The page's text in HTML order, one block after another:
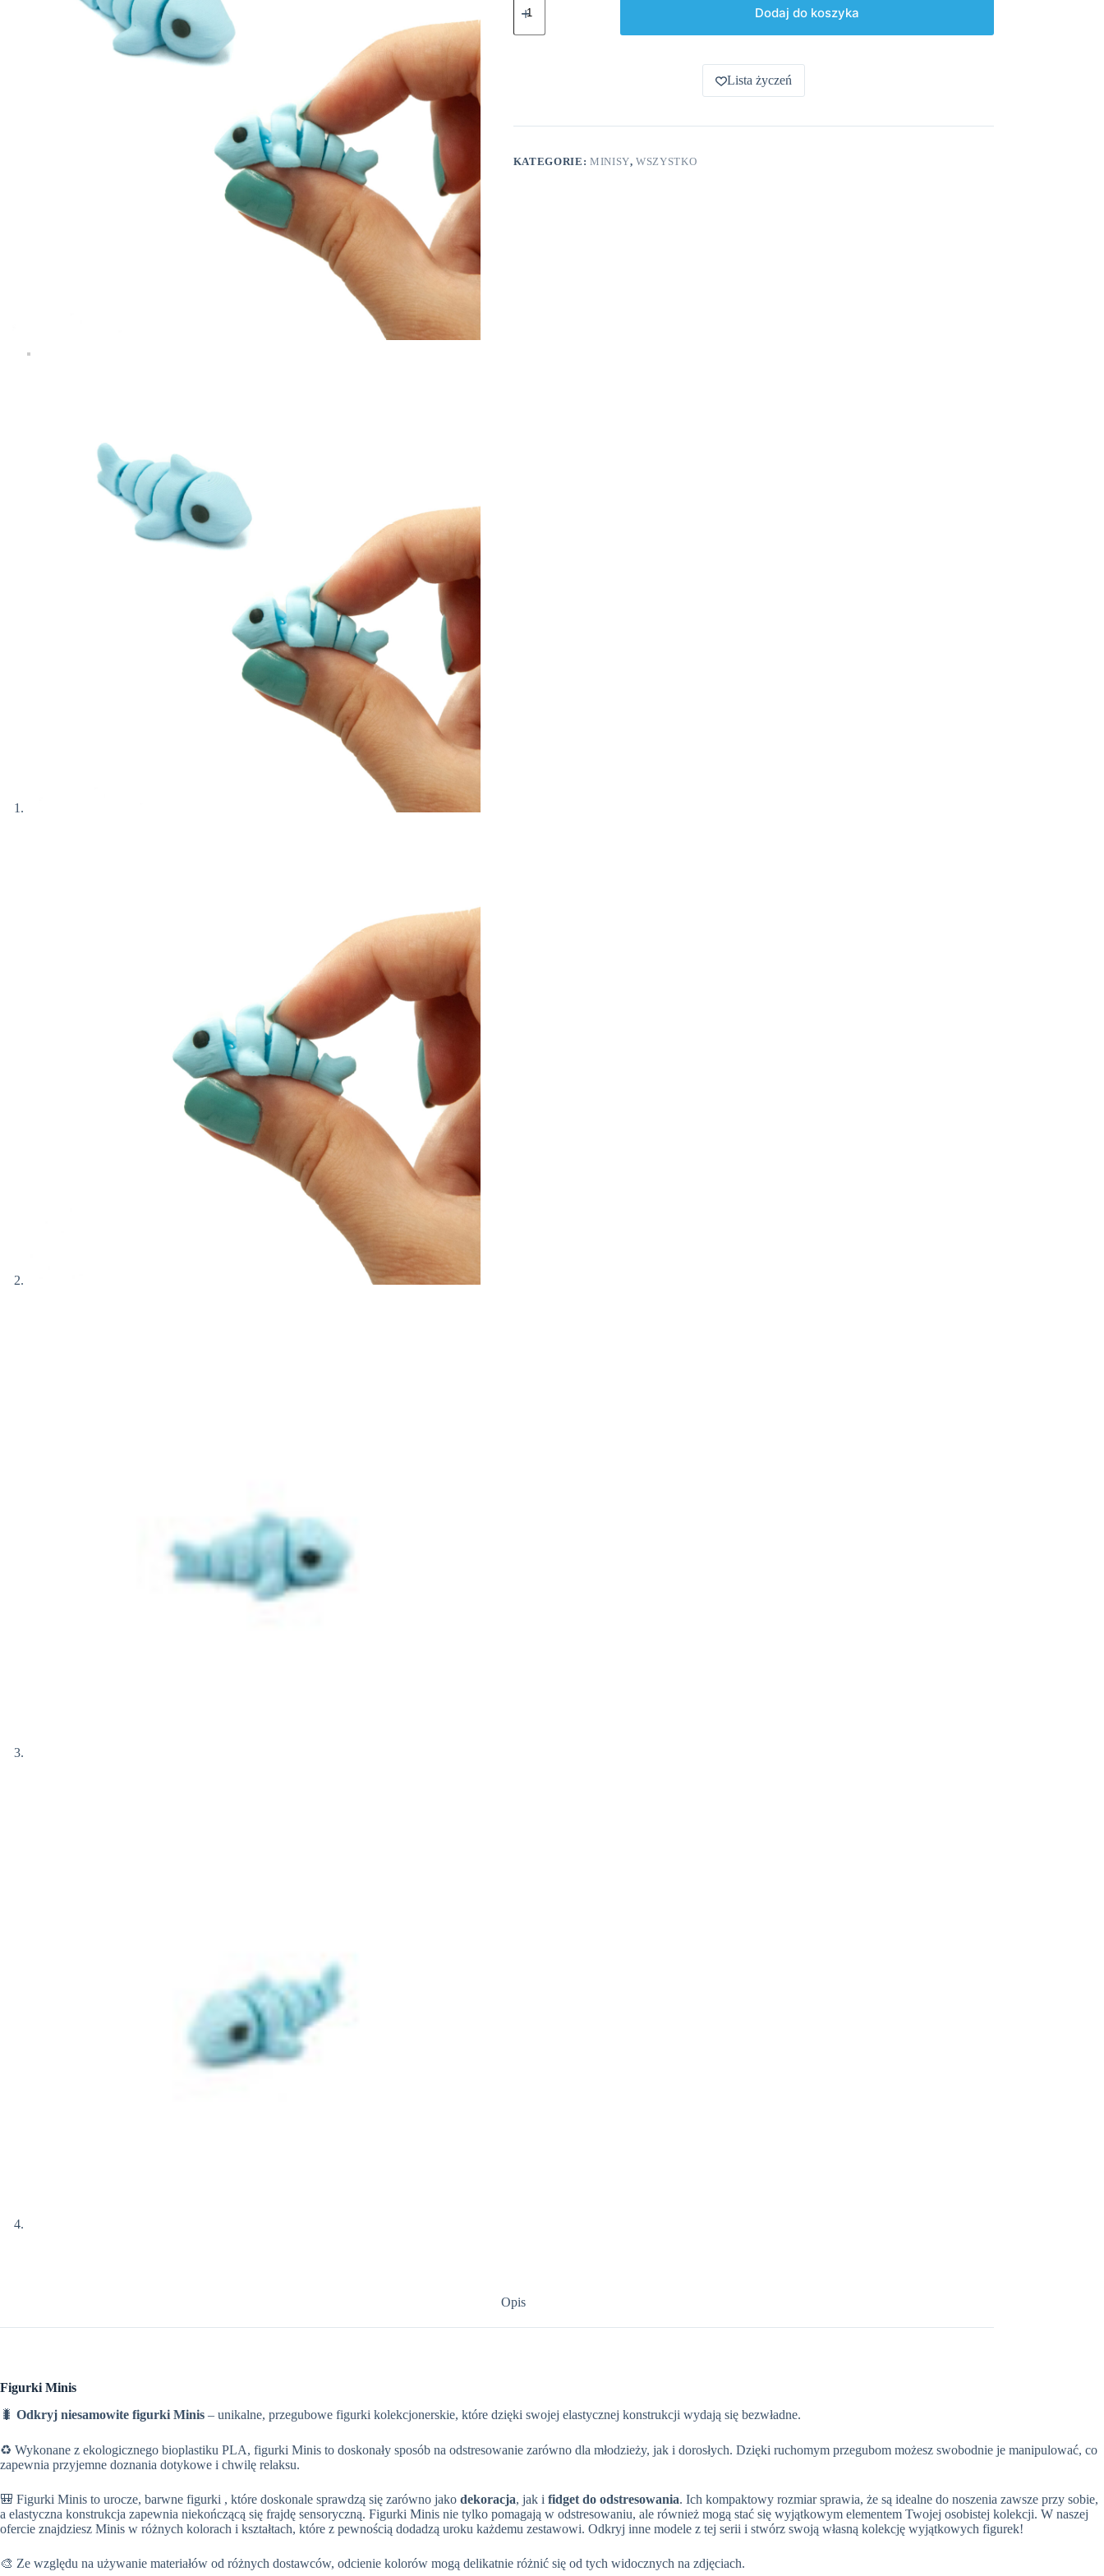
Rekinek
Dodaj do koszyka
Lista życzeń
KATEGORIE: MINISY,WSZYSTKO
Opis
Figurki Minis
🐛 Odkryj niesamowite figurki Minis – unikalne, przegubowe figurki kolekcjonerskie, które dzięki swojej elastycznej konstrukcji wydają się bezwładne.
♻️ Wykonane z ekologicznego bioplastiku PLA, figurki Minis to doskonały sposób na odstresowanie zarówno dla młodzieży, jak i dorosłych. Dzięki ruchomym przegubom możesz swobodnie je manipulować, co
zapewnia przyjemne doznania dotykowe i chwilę relaksu.
🎒 Figurki Minis to urocze, barwne figurki , które doskonale sprawdzą się zarówno jako dekoracja, jak i fidget do odstresowania. Ich kompaktowy rozmiar sprawia, że są idealne do noszenia zawsze przy sobie,
a elastyczna konstrukcja zapewnia niekończącą się frajdę sensoryczną. Figurki Minis nie tylko pomagają w odstresowaniu, ale również mogą stać się wyjątkowym elementem Twojej osobistej kolekcji. W naszej
ofercie znajdziesz Minis w różnych kolorach i kształtach, które z pewnością dodadzą uroku każdemu zestawowi. Odkryj inne modele z tej serii i stwórz swoją własną kolekcję wyjątkowych figurek!
🎨 Ze względu na używanie materiałów od różnych dostawców, odcienie kolorów mogą delikatnie różnić się od tych widocznych na zdjęciach.